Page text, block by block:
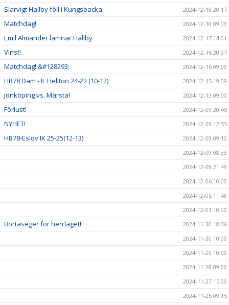
Slarvigt Hallby föll i Kungsbacka 2024-12-18 20:17
Matchdag! 2024-12-18 09:00
Emil Almander lämnar Hallby 2024-12-17 14:01
Vinst! 2024-12-16 20:37
Matchdag! &#128293; 2024-12-16 09:00
HB78 Dam - IF Hellton 24-22 (10-12) 2024-12-15 19:09
Jönköping vs. Märsta! 2024-12-13 09:00
Förlust! 2024-12-09 20:45
NYHET! 2024-12-09 12:55
HB78-Eslöv IK 25-25(12-13)
2024-12-09 09:10
2024-12-09 08:33
2024-12-08 21:49
2024-12-06 10:00
2024-12-05 11:48
2024-12-01 10:00
Bortaseger för herrlaget!
2024-11-30 18:36
2024-11-30 10:00
2024-11-29 10:00
2024-11-28 09:00
2024-11-27 15:00
2024-11-25 09:15